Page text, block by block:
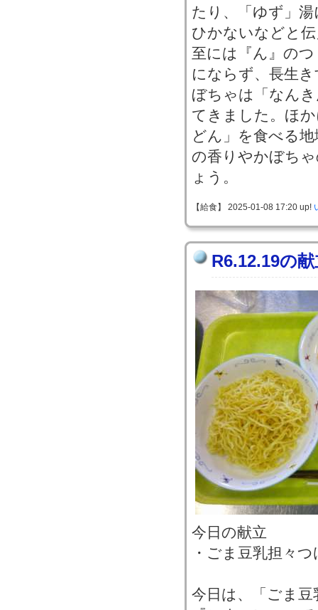
たり、「ゆず」
ひかないなどと
至には『ん』の
にならず、長生
ぼちゃは「なん
てきました。ほ
どん」を食べる
の香りやかぼち
ょう。
【給食】 2025-01-08 17:20 up!
R6.12.19の
今日の献立
・ごま豆乳担々
今日は、「ごま